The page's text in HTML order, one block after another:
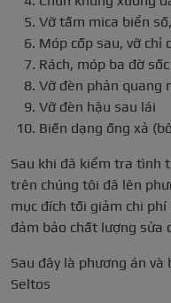
Vỡ tấm mica biển
Móp cốp sau, vỡ chỉ
Rách, móp ba đờ
Vỡ đèn phản quang
Vỡ đèn hậu sau lái
Biến dạng ống xả
Sau khi đã kiểm tra tình
trên chúng tôi đã lên
mục đích tối giảm chi
đảm bảo chất lượng sửa
Sau đây là phương án và
Seltos